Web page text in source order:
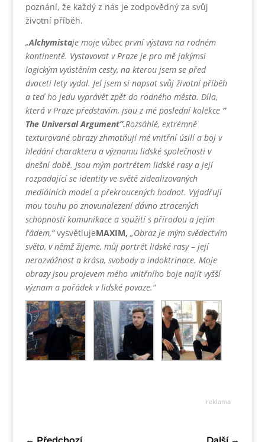
poznání, že každý z nás je zodpovědný za svůj
životní příběh.
„Alchymistaje moje vůbec první výstava na rodném
kontinentě. Vystavovat v Praze je pro mě jakýmsi
logickým vyústěním cesty, na kterou jsem se před
dvaceti lety vydal. Jel jsem si napsat svůj životní příběh
a teď ho jedu vyprávět zpět do rodného města. Díla,
která v Praze představím, jsou z mé poslední kolekce “
The Universal Argument”.Rozsáhlé, extrémně
texturované obrazy zhmotňují mé vnitřní úsilí a boj v
hledání charakteru a významu lidské společnosti v
dnešní době. Jsou mým portrétem lidské rasy a její
rozpadající se identity ve světě zidealizovaných
mediálních model a překroucených hodnot. Vyjadřují
mou touhu po znovunalezení dávno ztracených
schopností komunikace a soužití s přírodou a jejím
řádem,“vysvětlujeMAXIM, „Obraz je mým svědectvím
světa, v němž žijeme, můj portrét lidské rasy – její
nerozvážnost a krása, svobody a indoktrinace. Moje
obrazy jsou projevem mého vnitřního boje najít vyšší
význam a pořádek v lidské povaze.“
reklama